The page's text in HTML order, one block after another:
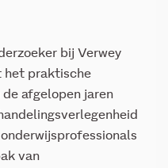
bij Verwey
het praktische
de afgelopen jaren
van